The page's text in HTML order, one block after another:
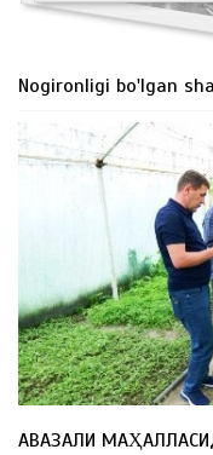
Nogironligi bo'lgan
АВАЗАЛИ